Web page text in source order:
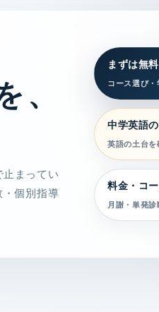
、
止まってい
・個別指導
まずは無
コース選び
中学英語
英語の土台を
料金・コ
月謝・単発